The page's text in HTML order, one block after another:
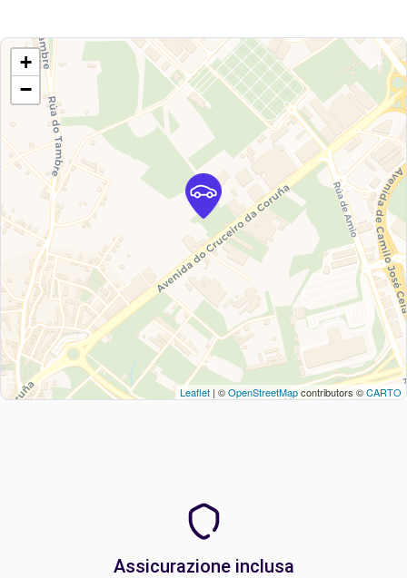
+
−
Leaflet | ©OpenStreetMapcontributors ©CARTO
Assicurazione inclusa